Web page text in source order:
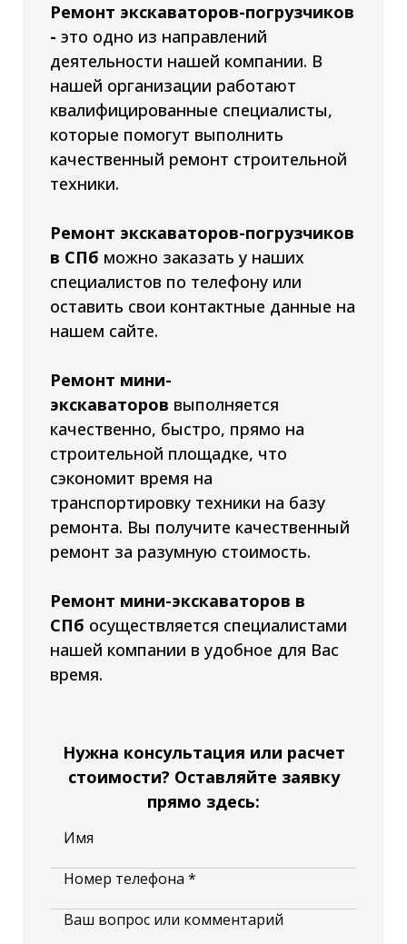
Ремонт экскаваторов-погрузчиков
- это одно из направлений
деятельности нашей компании. В
нашей организации работают
квалифицированные специалисты,
которые помогут выполнить
качественный ремонт строительной
техники.
Ремонт экскаваторов-погрузчиков
в СПб можно заказать у наших
специалистов по телефону или
оставить свои контактные данные на
нашем сайте.
Ремонт мини-
экскаваторов выполняется
качественно, быстро, прямо на
строительной площадке, что
сэкономит время на
транспортировку техники на базу
ремонта. Вы получите качественный
ремонт за разумную стоимость.
Ремонт мини-экскаваторов в
СПб осуществляется специалистами
нашей компании в удобное для Вас
время.
Нужна консультация или расчет
стоимости? Оставляйте заявку
прямо здесь:
Имя
Номер телефона *
Ваш вопрос или комментарий